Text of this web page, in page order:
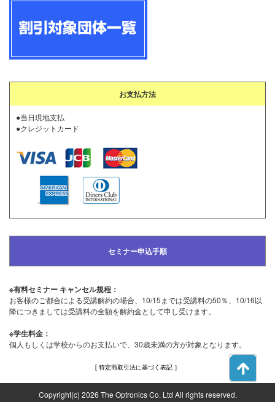
お支払方法
●当日現地支払
●クレジットカード
セミナー申込手順
※有料セミナー キャンセル規程：
お客様のご都合による受講解約の場合、10/15までは受講料の50％、10/16以
降につきましては受講料の全額を解約金として申し受けます。
※学生料金：
個人もしくは学校からのお支払いで、30歳未満の方が対象となります。
[ 特定商取引法に基づく表記 ］
Copyright(c) 2026 The Optronics Co. Ltd All rights reserved.